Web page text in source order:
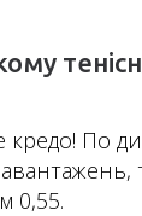
По
0,55.